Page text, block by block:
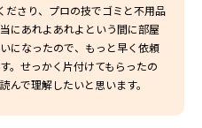
さり、プロの技でゴミと不用品
にあれよあれよという間に部屋
になったので、もっと早く依頼
。せっかく片付けてもらったの
んで理解したいと思います。